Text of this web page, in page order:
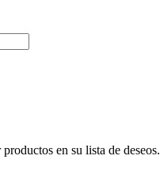
en su lista de deseos.